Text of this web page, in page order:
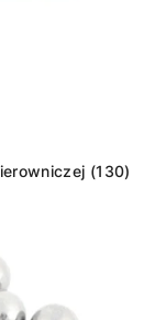
(130)